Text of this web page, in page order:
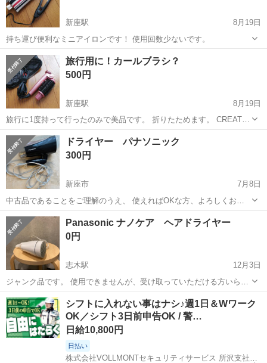
新座駅
8月19日
持ち運び便利なミニアイロンです！ 使用回数少ないです。
埼玉 新座市 新座駅
旅行用に！カールブラシ？
500円
新座駅
8月19日
旅行に1度持って行ったのみで美品です。 折りたためます。 CREATE
ION埼玉 新座市 新座駅 美容家電 ブラシ
ドライヤー パナソニック
300円
新座市
7月8日
中古品であることをご理解のうえ、 使えればOKな方、よろしくお願
いします。
埼玉 新座市
Panasonic ナノケア ヘアドライヤー
0円
志木駅
12月3日
ジャンク品です。 使用できませんが、受け取っていただける方いらっ
しゃいましたらぜひ。
埼玉 新座市 志木駅 美容家電 ヘアドライヤー
シフトに入れない事はナシ♪週1日＆Wワーク
OK／シフト3日前申告OK / 警…
日給10,800円
日払い
株式会社VOLLMONTセキュリティサービス 所沢支社【夜勤】(19)